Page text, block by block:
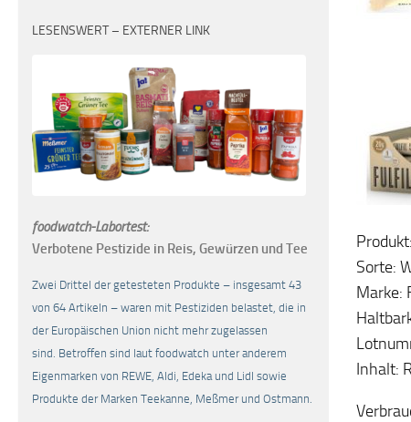
Sorte:
Marke:
Inhalt:
LESENSWERT – EXTERNER LINK
foodwatch-Labortest:
Verbotene Pestizide in Reis, Gewürzen und Tee
Zwei Drittel der getesteten Produkte – insgesamt 43
von 64 Artikeln – waren mit Pestiziden belastet, die in
der Europäischen Union nicht mehr zugelassen
sind. Betroffen sind laut foodwatch unter anderem
Eigenmarken von REWE, Aldi, Edeka und Lidl sowie
Produkte der Marken Teekanne, Meßmer und Ostmann.